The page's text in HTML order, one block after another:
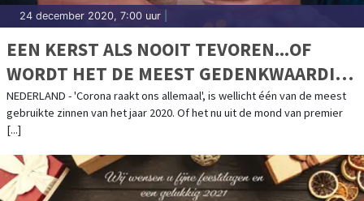
24 december 2020, 7:00 uur
EEN KERST ALS NOOIT TEVOREN...OF
WORDT HET DE MEEST GEDENKWAARDIGE
KERST OOIT?
NEDERLAND - 'Corona raakt ons allemaal', is wellicht één van de meest
gebruikte zinnen van het jaar 2020. Of het nu uit de mond van premier
[...]